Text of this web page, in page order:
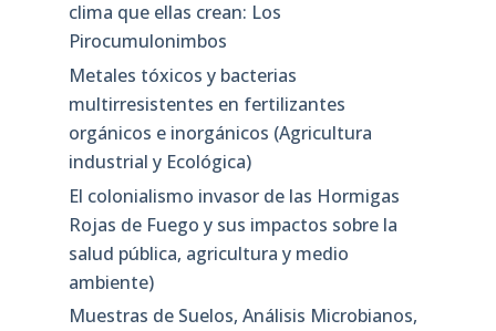
clima que ellas crean: Los
Pirocumulonimbos
Metales tóxicos y bacterias
multirresistentes en fertilizantes
orgánicos e inorgánicos (Agricultura
industrial y Ecológica)
El colonialismo invasor de las Hormigas
Rojas de Fuego y sus impactos sobre la
salud pública, agricultura y medio
ambiente)
Muestras de Suelos, Análisis Microbianos,